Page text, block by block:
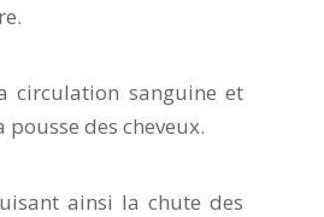
circulation sanguine et
des cheveux.
ainsi la chute des